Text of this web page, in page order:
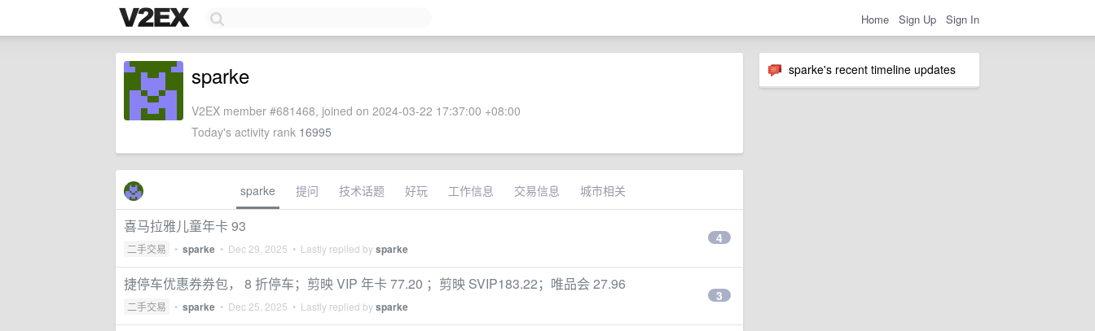
Home Sign Up Sign In
sparke's recent timeline updates
sparke
V2EX member #681468, joined on 2024-03-22 17:37:00 +08:00
Today's activity rank 16995
sparke 提问 技术话题 好玩 工作信息 交易信息 城市相关
喜马拉雅儿童年卡 93
二手交易 • sparke • Dec 29, 2025 • Lastly replied bysparke
4
捷停车优惠券券包， 8 折停车；剪映 VIP 年卡 77.20 ；剪映 SVIP183.22；唯品会 27.96
二手交易 • sparke • Dec 25, 2025 • Lastly replied bysparke
3